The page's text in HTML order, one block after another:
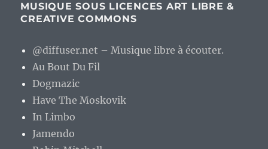
MUSIQUE SOUS LICENCES ART LIBRE &
CREATIVE COMMONS
@diffuser.net – Musique libre à écouter.
Au Bout Du Fil
Dogmazic
Have The Moskovik
In Limbo
Jamendo